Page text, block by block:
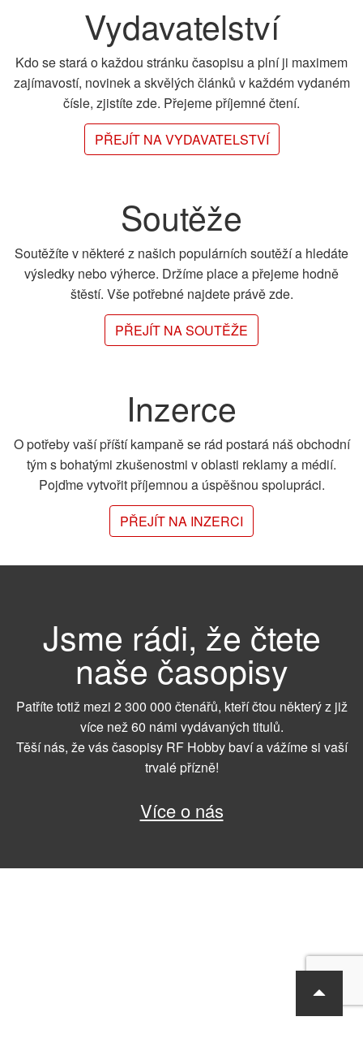
Vydavatelství
Kdo se stará o každou stránku časopisu a plní ji maximem
zajímavostí, novinek a skvělých článků v každém vydaném
čísle, zjistíte zde. Přejeme příjemné čtení.
PŘEJÍT NA VYDAVATELSTVÍ
Soutěže
Soutěžíte v některé z našich populárních soutěží a hledáte
výsledky nebo výherce. Držíme place a přejeme hodně
štěstí. Vše potřebné najdete právě zde.
PŘEJÍT NA SOUTĚŽE
Inzerce
O potřeby vaší příští kampaně se rád postará náš obchodní
tým s bohatými zkušenostmi v oblasti reklamy a médií.
Pojďme vytvořit příjemnou a úspěšnou spolupráci.
PŘEJÍT NA INZERCI
Jsme rádi, že čtete
naše časopisy
Patříte totiž mezi 2 300 000 čtenářů, kteří čtou některý z již
více než 60 námi vydávaných titulů.
Těší nás, že vás časopisy RF Hobby baví a vážíme si vaší
trvalé přízně!
Více o nás